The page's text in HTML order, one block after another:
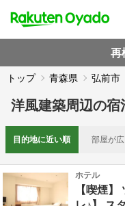
再
トップ 青森県 弘前市
洋風建築周辺の宿
目的地に近い順 部屋が
ホテル
【喫煙